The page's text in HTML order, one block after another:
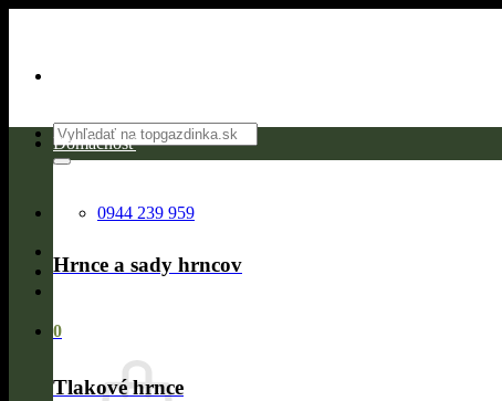
Hľadať:
0944 239 959
0
Domácnosť
Hrnce a sady hrncov
Tlakové hrnce